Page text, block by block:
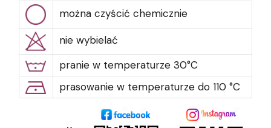
można czyścić chemicznie
nie wybielać
pranie w temperaturze 30°C
prasowanie w temperaturze do 110 °C